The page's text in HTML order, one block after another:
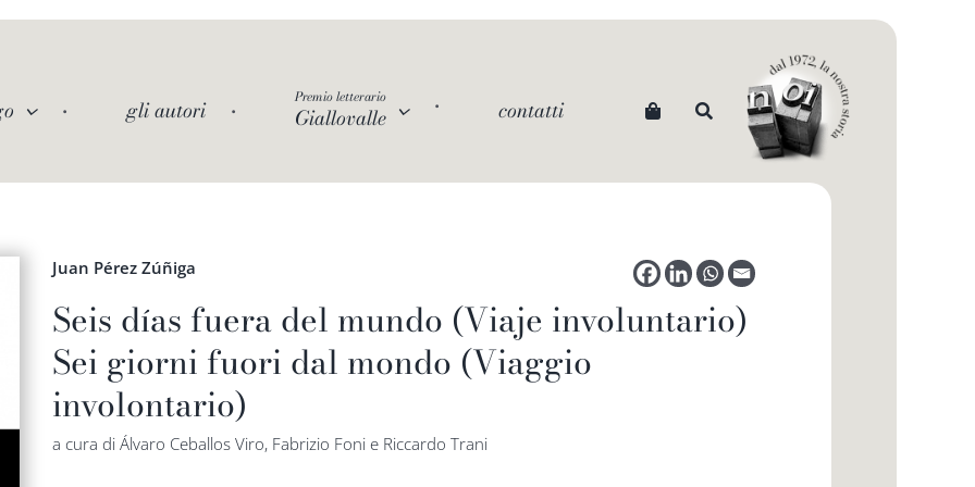
gli autori Premio letterario
Giallovalle contatti
Juan Pérez Zúñiga
Seis días fuera del mundo (Viaje involuntario)
Sei giorni fuori dal mondo (Viaggio
involontario)
a cura di Álvaro Ceballos Viro, Fabrizio Foni e Riccardo Trani